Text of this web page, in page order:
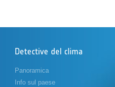
Detective del clima
Panoramica
Info sul paese